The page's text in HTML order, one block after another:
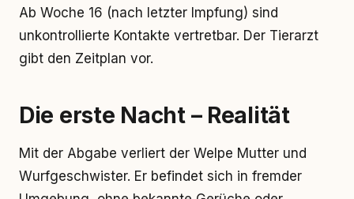
Ab Woche 16 (nach letzter Impfung) sind
unkontrollierte Kontakte vertretbar. Der Tierarzt
gibt den Zeitplan vor.
Die erste Nacht – Realität
Mit der Abgabe verliert der Welpe Mutter und
Wurfgeschwister. Er befindet sich in fremder